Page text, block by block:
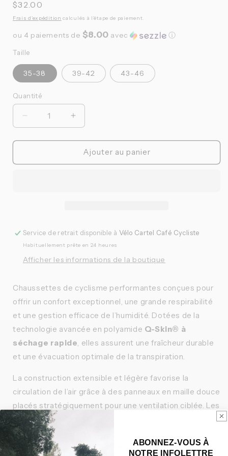
Prix
habituel
$32.00
Frais d'expédition calculés à l'étape de paiement.
ou 4 paiements de $8.00 avec ⓘ
Taille
35-38 39-42 43-46
Quantité
Quantité
Réduire
la
quantité
POP
Augmenter
la
quantité
POP
Ajouter au panier
Service de retrait disponible à Vélo Cartel Café Cycliste
Habituellement prête en 24 heures
Afficher les informations de la boutique
Chaussettes de cyclisme performantes conçues pour
offrir un confort exceptionnel, une grande respirabilité
et une gestion efficace de l’humidité. Dotées de la
technologie avancée en polyamide Q-Skin® à
séchage rapide, elles assurent une fraîcheur durable
et une évacuation optimale de la transpiration.
La construction extensible et légère favorise la
circulation de l’air grâce à des panneaux en maille douce
placés stratégiquement pour une ventilation ciblée. Les
zones renforcées au niveau des orteils et du talon
offrent une durabilité accrue là où c’est le plus
nécessaire, tandis que la
tige compressive de 18 cm
ABONNEZ-VOUS À
NOTRE INFOLETTRE